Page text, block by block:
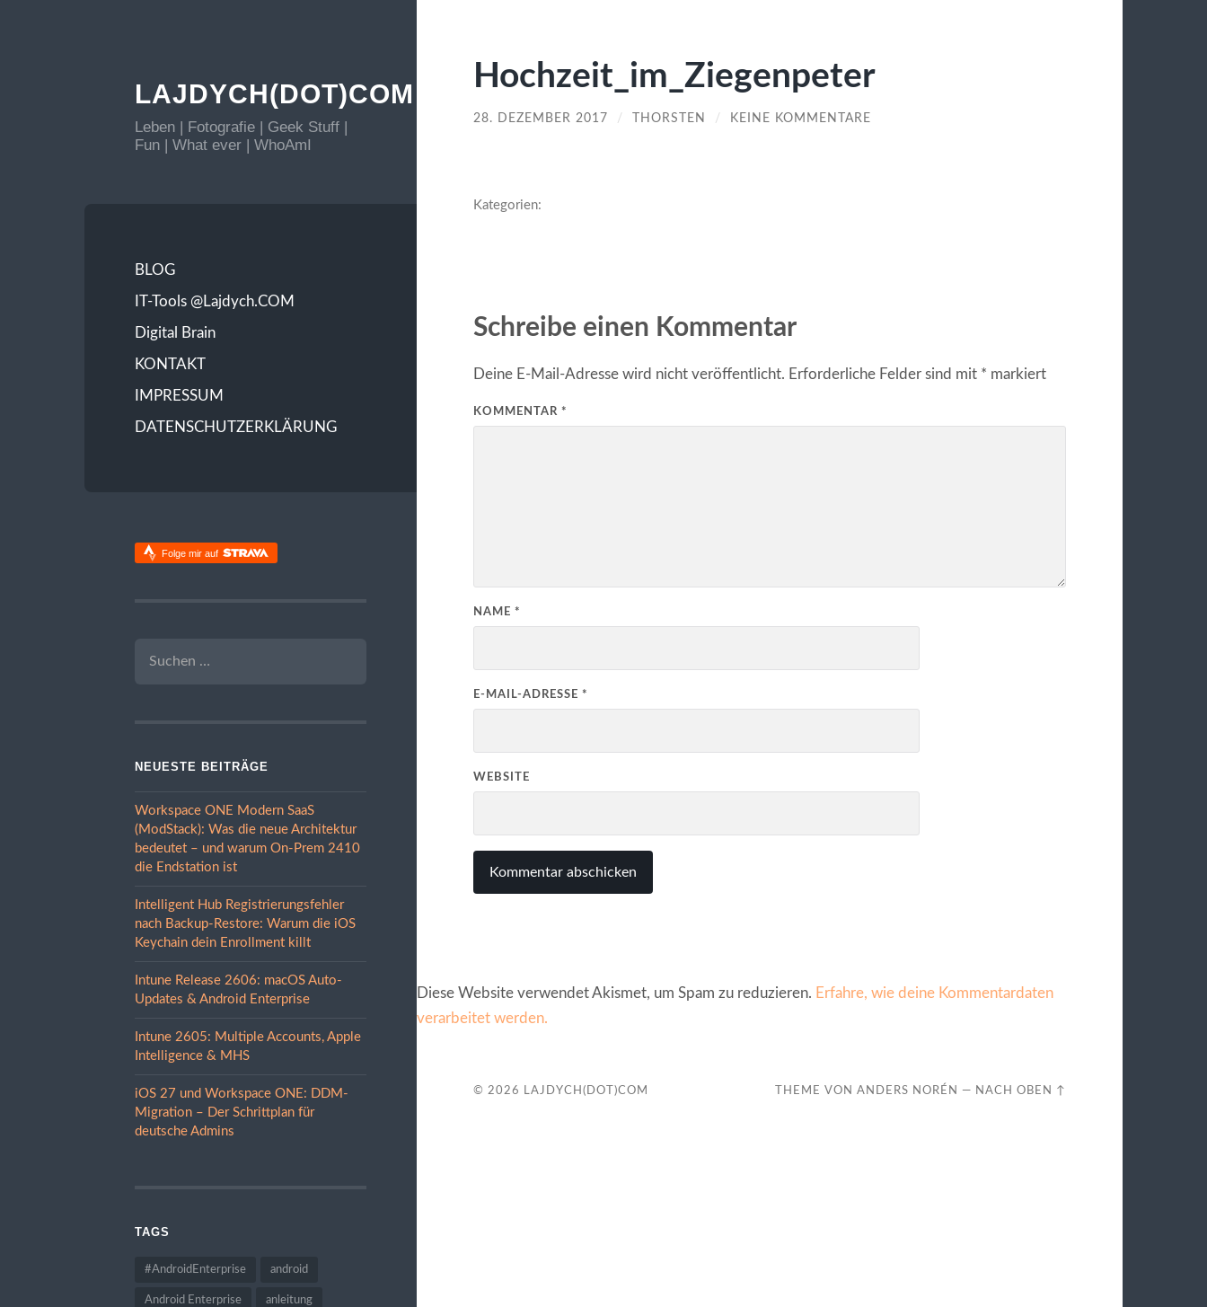
LAJDYCH(DOT)COM
Leben | Fotografie | Geek Stuff |
Fun | What ever | WhoAmI
BLOG
IT-Tools @Lajdych.COM
Digital Brain
KONTAKT
IMPRESSUM
DATENSCHUTZERKLÄRUNG
Folge mir auf
NACH:
NEUESTE BEITRÄGE
Workspace ONE Modern SaaS
(ModStack): Was die neue Architektur
bedeutet – und warum On-Prem 2410
die Endstation ist
Intelligent Hub Registrierungsfehler
nach Backup-Restore: Warum die iOS
Keychain dein Enrollment killt
Intune Release 2606: macOS Auto-
Updates & Android Enterprise
Intune 2605: Multiple Accounts, Apple
Intelligence & MHS
iOS 27 und Workspace ONE: DDM-
Migration – Der Schrittplan für
deutsche Admins
TAGS
#AndroidEnterprise android
Android Enterprise anleitung
Hochzeit_im_Ziegenpeter
28. DEZEMBER 2017 / THORSTEN / KEINE KOMMENTARE
Kategorien:
Schreibe einen Kommentar
Deine E-Mail-Adresse wird nicht veröffentlicht. Erforderliche Felder sind mit * markiert
KOMMENTAR *
NAME *
E-MAIL-ADRESSE *
WEBSITE
Diese Website verwendet Akismet, um Spam zu reduzieren. Erfahre, wie deine Kommentardaten
verarbeitet werden.
© 2026 LAJDYCH(DOT)COM THEME VONANDERS NORÉN — NACH OBEN ↑